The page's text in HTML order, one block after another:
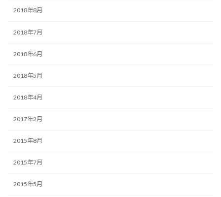
2018年8月
2018年7月
2018年6月
2018年5月
2018年4月
2017年2月
2015年8月
2015年7月
2015年5月